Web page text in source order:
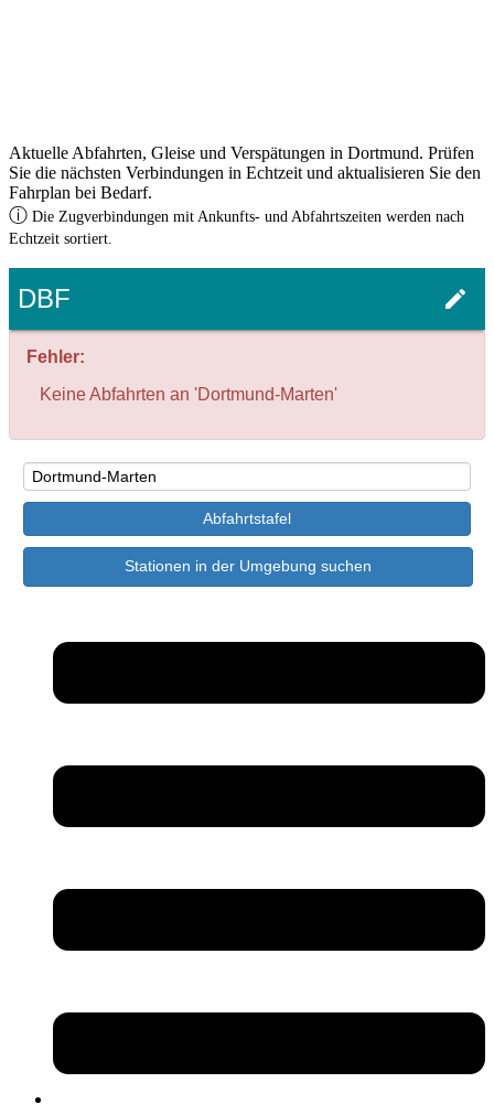
Aktuelle Abfahrten, Gleise und Verspätungen in Dortmund. Prüfen
Sie die nächsten Verbindungen in Echtzeit und aktualisieren Sie den
Fahrplan bei Bedarf.
ⓘ Die Zugverbindungen mit Ankunfts- und Abfahrtszeiten werden nach
Echtzeit sortiert.